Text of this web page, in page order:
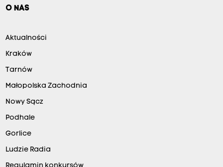
O NAS
Aktualności
Kraków
Tarnów
Małopolska Zachodnia
Nowy Sącz
Podhale
Gorlice
Ludzie Radia